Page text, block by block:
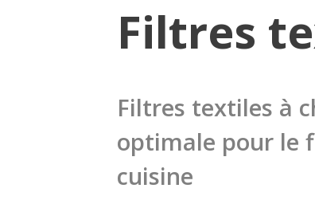
Filtres
Filtres textiles à
optimale pour le
cuisine